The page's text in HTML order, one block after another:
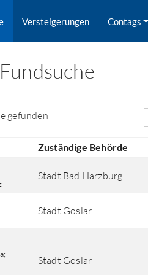
Versteigerungen Contags
Fundsuche
gefunden
Zuständige Behörde
Stadt Bad Harzburg
Stadt Goslar
Stadt Goslar